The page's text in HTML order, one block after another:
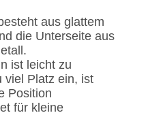
aus glattem
die Unterseite aus
ist leicht zu
viel Platz ein, ist
Position
für kleine